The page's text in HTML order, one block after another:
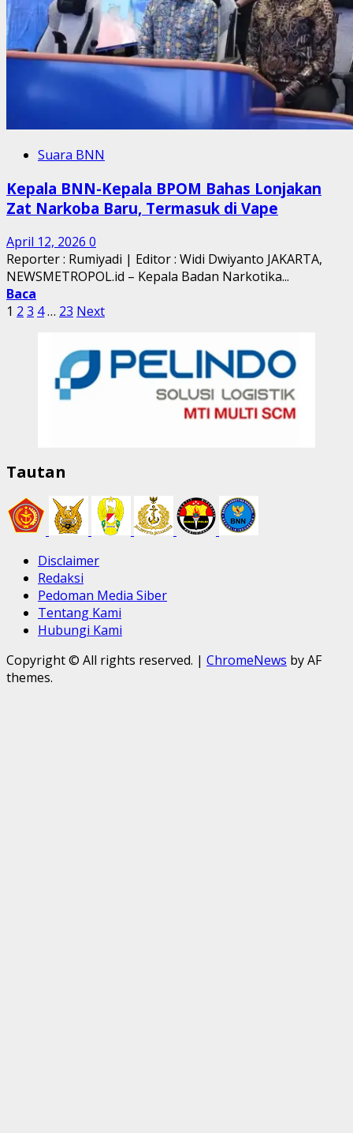
Suara BNN
Kepala BNN-Kepala BPOM Bahas Lonjakan
Zat Narkoba Baru, Termasuk di Vape
April 12, 2026 0
Reporter : Rumiyadi | Editor : Widi Dwiyanto JAKARTA,
NEWSMETROPOL.id – Kepala Badan Narkotika...
Baca
Paginasi
1 2 3 4… 23 Next
Tautan
Disclaimer
Redaksi
Pedoman Media Siber
Tentang Kami
Hubungi Kami
Copyright © All rights reserved. | ChromeNews by AF
themes.